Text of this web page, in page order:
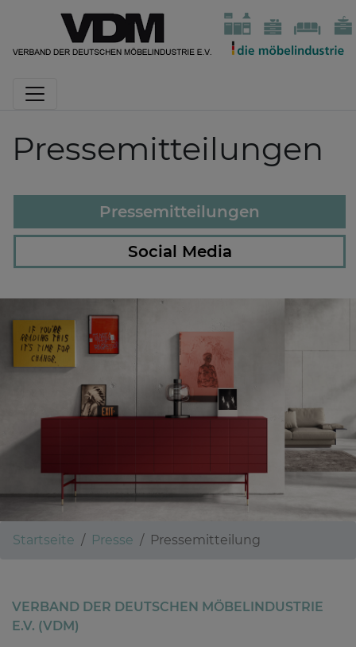
Pressemitteilungen
Pressemitteilungen
Social Media
Startseite Presse Pressemitteilung
VERBAND DER DEUTSCHEN MÖBELINDUSTRIE
E.V. (VDM)